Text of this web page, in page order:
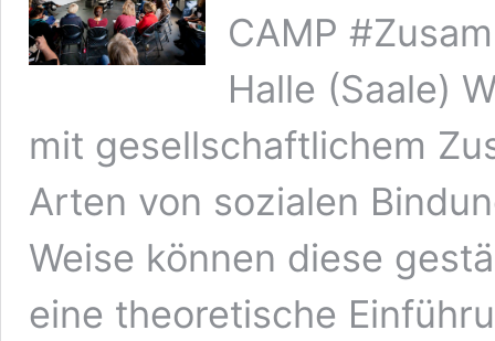
CAMP
Halle (Saale)
mit gesellschaftlichem
Arten von sozialen
Weise können diese
eine theoretische